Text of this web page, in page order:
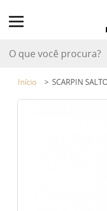
Início SCARPIN